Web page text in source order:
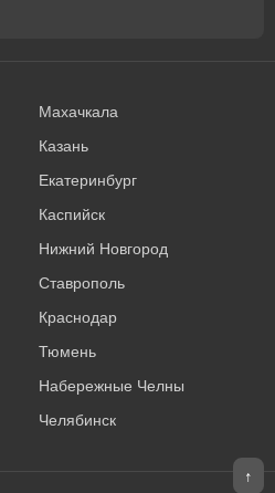
Махачкала
Казань
Екатеринбург
Каспийск
Нижний Новгород
Ставрополь
Краснодар
Тюмень
Набережные Челны
Челябинск
↑